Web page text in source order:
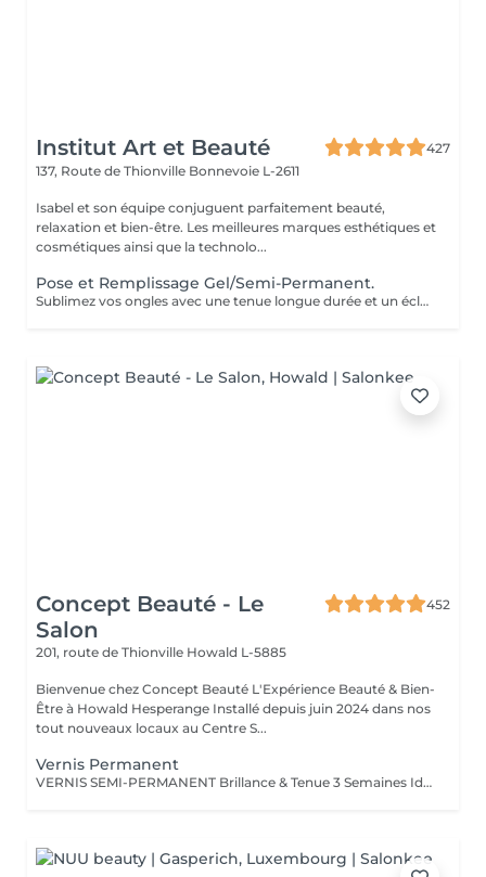
Institut Art et Beauté
427
137, Route de Thionville Bonnevoie L-2611
Isabel et son équipe conjuguent parfaitement beauté,
relaxation et bien-être. Les meilleures marques esthétiques et
cosmétiques ainsi que la technolo...
Pose et Remplissage Gel/Semi-Permanent.
Sublimez vos ongles avec une tenue longue durée et un éclat impeccable. Offrez-vous des mains toujours parfaites sans effort !
Concept Beauté - Le
Salon
452
201, route de Thionville Howald L-5885
Bienvenue chez Concept Beauté L'Expérience Beauté & Bien-
Être à Howald Hesperange Installé depuis juin 2024 dans nos
tout nouveaux locaux au Centre S...
Vernis Permanent
VERNIS SEMI-PERMANENT Brillance & Tenue 3 Semaines Idéal pour celles qui veulent une manucure impeccable sans abîmer leurs ongles naturels, le vernis semi-permanent ProNails assure une brillance éclatante et une tenue longue durée. Pourquoi choisir le semi-permanent ? Séchage immédiat sous lampe LED Jusqu'à 3 semaines de tenue sans s'écailler Large choix de couleurs tendances Dépose rapide et en douceur Disponible pour les mains & les pieds pour une mise en beauté complète. ONGLES PARFAITS AVEC PRONAILS EXPERTISE & QUALITÉ PROFESSIONNELLE Dans notre institut, nous vous offrons un service onglerie haut de gamme, réalisé avec les produits de la marque ProNails, reconnue pour sa qualité et sa tenue exceptionnelle. Nos expertes en onglerie, dont certaines sont également formatrices en prothésie ongulaire dans notre centre de formation Concept Beauté Distribution, sauront vous conseiller et sublimer vos ongles avec professionnalisme.